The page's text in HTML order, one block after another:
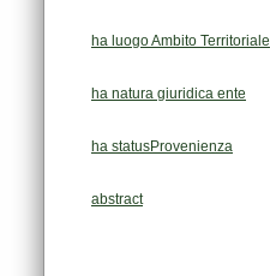
ha luogo Ambito Territoriale
ha natura giuridica ente
ha statusProvenienza
abstract